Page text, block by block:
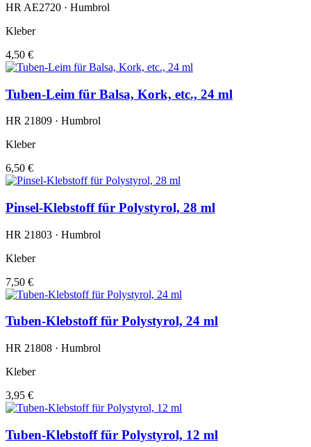
HR AE2720 · Humbrol
Kleber
4,50 €
Tuben-Leim für Balsa, Kork, etc., 24 ml
HR 21809 · Humbrol
Kleber
6,50 €
Pinsel-Klebstoff für Polystyrol, 28 ml
HR 21803 · Humbrol
Kleber
7,50 €
Tuben-Klebstoff für Polystyrol, 24 ml
HR 21808 · Humbrol
Kleber
3,95 €
Tuben-Klebstoff für Polystyrol, 12 ml